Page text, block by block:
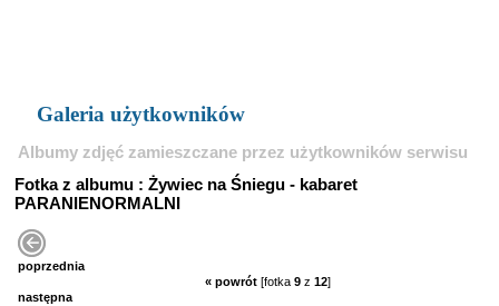
Galeria użytkowników
Albumy zdjęć zamieszczane przez użytkowników serwisu
Fotka z albumu : Żywiec na Śniegu - kabaret
PARANIENORMALNI
poprzednia
« powrót [fotka 9 z 12]
następna